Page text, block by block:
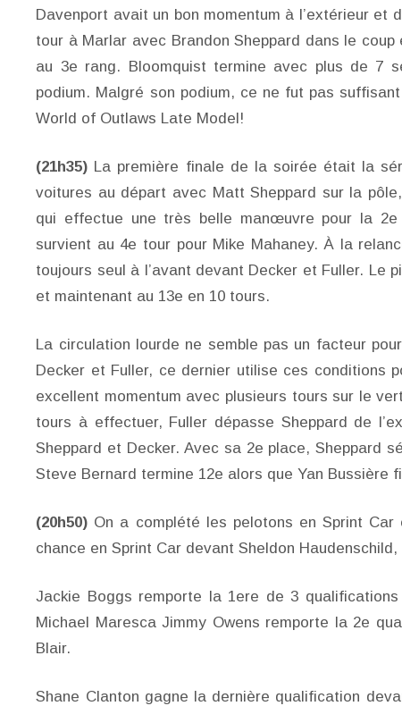
Davenport avait un bon momentum à l’extérieur et
tour à Marlar avec Brandon Sheppard dans le
au 3e rang. Bloomquist termine avec plus de 7
podium. Malgré son podium, ce ne fut pas
World of Outlaws Late Model!
(21h35) La première finale de la soirée était la
voitures au départ avec Matt Sheppard sur la
qui effectue une très belle manœuvre pour la 2e
survient au 4e tour pour Mike Mahaney. À la
toujours seul à l’avant devant Decker et Fuller. Le
et maintenant au 13e en 10 tours.
La circulation lourde ne semble pas un facteur
Decker et Fuller, ce dernier utilise ces conditions
excellent momentum avec plusieurs tours sur le
tours à effectuer, Fuller dépasse Sheppard de
Sheppard et Decker. Avec sa 2e place, Sheppard
Steve Bernard termine 12e alors que Yan Bussière
(20h50) On a complété les pelotons en Sprint
chance en Sprint Car devant Sheldon
Jackie Boggs remporte la 1ere de 3
Michael Maresca Jimmy Owens remporte la 2e
Blair.
Shane Clanton gagne la dernière qualification